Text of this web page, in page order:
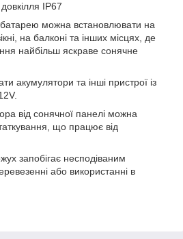
IP67
можна встановлювати на
на балконі та інших місцях, де
найбільш яскраве сонячне
акумулятори та інші пристрої із
від сонячної панелі можна
що працює від
запобігає несподіваним
або використанні в